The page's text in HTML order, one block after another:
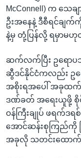
McConnell) က သေ
ဦးအနေနဲ့ ဒီစီရင်ချ
နဲ့မှ တုံ့ပြန်လို့ ရမှာမဟု
ဆက်လက်ပြီး ဥရောပ
ဆွီဒင်နိုင်ငံကလည်း ဥရ
အစိုးရအပေါ် အခုထက်
ဒဏ်ခတ် အရေးယူဖို့ စို
ဝန်ကြီးချုပ် ဖရက်ဒရစ်
အောင်ဆန်းစုကြည်ကို
အခုလို သတင်းထောက်